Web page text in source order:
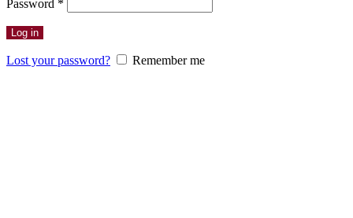
Password *
Log in
Lost your password? Remember me